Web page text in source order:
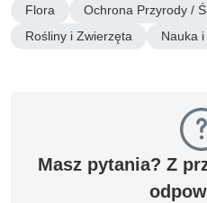
Flora Ochrona Przyrody /
Rośliny i Zwierzęta
Nauka
Masz pytania? Z